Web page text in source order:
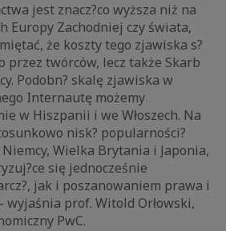
jest znacz?co wyższa niż na
Europy Zachodniej czy świata,
że koszty tego zjawiska s?
przez twórców, lecz także Skarb
Podobn? skalę zjawiska w
Internautę możemy
w Hiszpanii i we Włoszech. Na
nisk? popularności?
Wielka Brytania i Japonia,
się jednocześnie
jak i poszanowaniem prawa i
wyjaśnia prof. Witold Orłowski,
PwC.